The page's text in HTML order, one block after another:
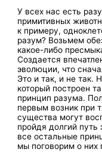
У всех нас есть
примитивных
к примеру,
разум? Возьмем
какое-либо
Создается
эволюции, что
Это и так, и не так.
который построен
принцип разума.
первым возник при
существа могут
пройдя долгий путь
все остальные
мы поговорим о них